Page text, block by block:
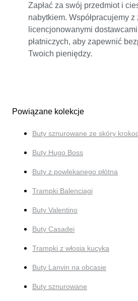
Zapłać za swój przedmiot i
nabytkiem. Współpracujemy z
licencjonowanymi dostawcami
płatniczych, aby zapewnić
Twoich pieniędzy.
Powiązane kolekcje
Buty sznurowane ze skóry
Buty Hugo Boss
Buty z powlekanego płótna
Trampki Balenciagi
Buty Valentino
Buty Casadei
Trampki z włosia kucyka
Buty Lanvin na obcasie
Buty sznurowane